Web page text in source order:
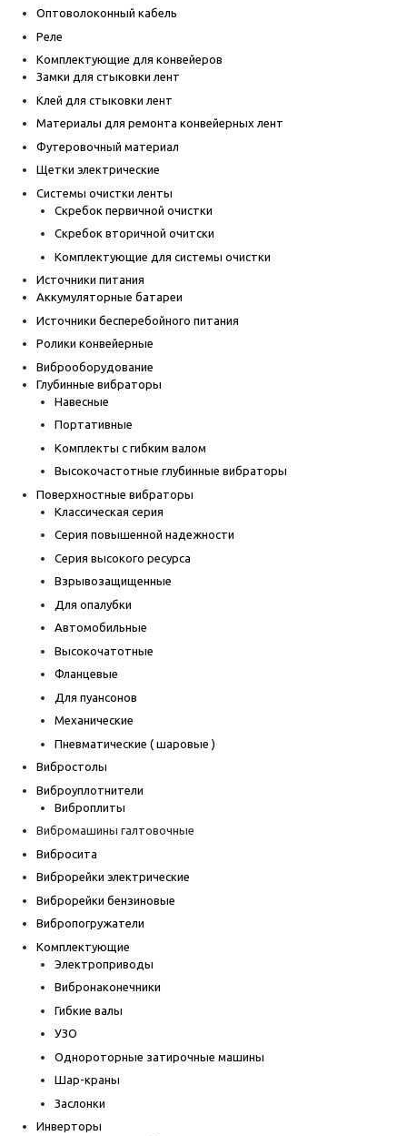
Оптоволоконный кабель
Реле
Комплектующие для конвейеров
Замки для стыковки лент
Клей для стыковки лент
Материалы для ремонта конвейерных лент
Футеровочный материал
Щетки электрические
Системы очистки ленты
Скребок первичной очистки
Скребок вторичной очитски
Комплектующие для системы очистки
Источники питания
Аккумуляторные батареи
Источники бесперебойного питания
Ролики конвейерные
Виброоборудование
Глубинные вибраторы
Навесные
Портативные
Комплекты с гибким валом
Высокочастотные глубинные вибраторы
Поверхностные вибраторы
Классическая серия
Серия повышенной надежности
Серия высокого ресурса
Взрывозащищенные
Для опалубки
Автомобильные
Высокочатотные
Фланцевые
Для пуансонов
Механические
Пневматические ( шаровые )
Вибростолы
Виброуплотнители
Виброплиты
Вибромашины галтовочные
Вибросита
Виброрейки электрические
Виброрейки бензиновые
Вибропогружатели
Комплектующие
Электроприводы
Вибронаконечники
Гибкие валы
УЗО
Однороторные затирочные машины
Шар-краны
Заслонки
Инверторы